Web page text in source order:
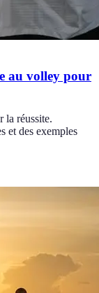
au volley pour
la réussite.
et des exemples